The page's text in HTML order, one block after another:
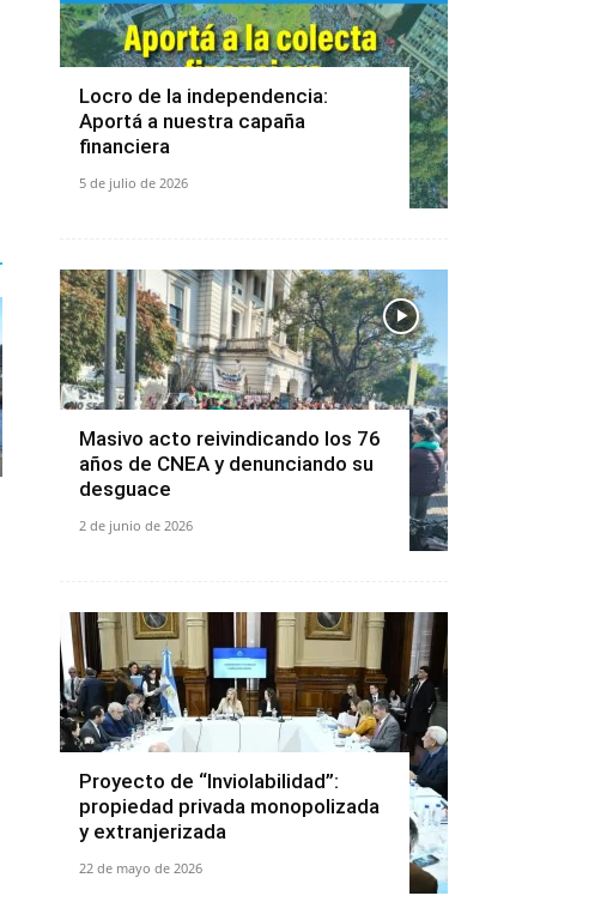
Locro de la independencia:
Aportá a nuestra capaña
financiera
5 de julio de 2026
Masivo acto reivindicando los 76
años de CNEA y denunciando su
desguace
2 de junio de 2026
Proyecto de “Inviolabilidad”:
propiedad privada monopolizada
y extranjerizada
22 de mayo de 2026